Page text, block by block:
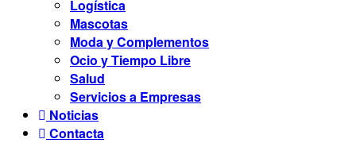
Logística
Mascotas
Moda y Complementos
Ocio y Tiempo Libre
Salud
Servicios a Empresas
Noticias
Contacta